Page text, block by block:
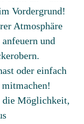
Vordergrund!
Atmosphäre
und
oder einfach
die Möglichkeit,